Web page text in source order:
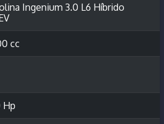
Ingenium 3.0 L6 Híbrido
cc
Hp